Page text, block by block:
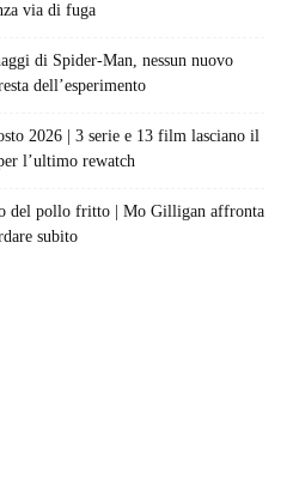
via di fuga
di Spider-Man, nessun nuovo
dell’esperimento
2026 | 3 serie e 13 film lasciano il
l’ultimo rewatch
del pollo fritto | Mo Gilligan affronta
subito